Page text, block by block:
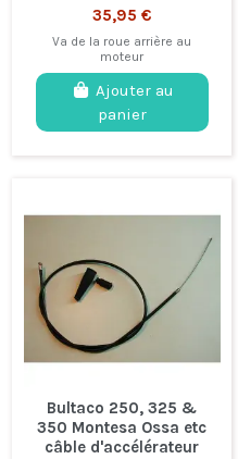
35,95 €
Va de la roue arrière au
moteur
Ajouter au
panier
Bultaco 250, 325 &
350 Montesa Ossa etc
câble d'accélérateur